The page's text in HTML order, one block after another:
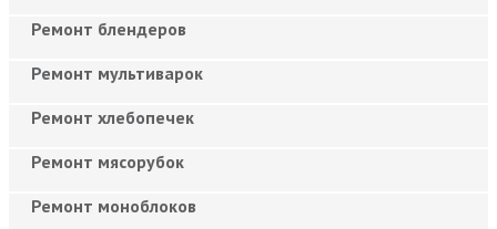
Ремонт блендеров
Ремонт мультиварок
Ремонт хлебопечек
Ремонт мясорубок
Ремонт моноблоков